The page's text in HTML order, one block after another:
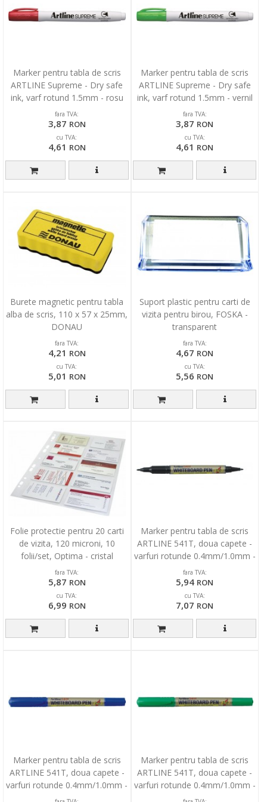
Marker pentru tabla de scris
ARTLINE Supreme - Dry safe
ink, varf rotund 1.5mm - rosu
fara TVA:
3,87 RON
cu TVA:
4,61 RON
Marker pentru tabla de scris
ARTLINE Supreme - Dry safe
ink, varf rotund 1.5mm - vernil
fara TVA:
3,87 RON
cu TVA:
4,61 RON
Burete magnetic pentru tabla
alba de scris, 110 x 57 x 25mm,
DONAU
fara TVA:
4,21 RON
cu TVA:
5,01 RON
Suport plastic pentru carti de
vizita pentru birou, FOSKA -
transparent
fara TVA:
4,67 RON
cu TVA:
5,56 RON
Folie protectie pentru 20 carti
de vizita, 120 microni, 10
folii/set, Optima - cristal
fara TVA:
5,87 RON
cu TVA:
6,99 RON
Marker pentru tabla de scris
ARTLINE 541T, doua capete -
varfuri rotunde 0.4mm/1.0mm -
negru
fara TVA:
5,94 RON
cu TVA:
7,07 RON
Marker pentru tabla de scris
ARTLINE 541T, doua capete -
varfuri rotunde 0.4mm/1.0mm -
albastru
Marker pentru tabla de scris
ARTLINE 541T, doua capete -
varfuri rotunde 0.4mm/1.0mm -
verde